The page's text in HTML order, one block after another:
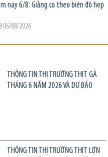
nay 6/8: Giằng co theo biên độ hẹp
06/08/2026
THÔNG TIN THỊ TRƯỜNG THỊT GÀ
THÁNG 6 NĂM 2026 VÀ DỰ BÁO
THÔNG TIN THỊ TRƯỜNG THỊT LỢN